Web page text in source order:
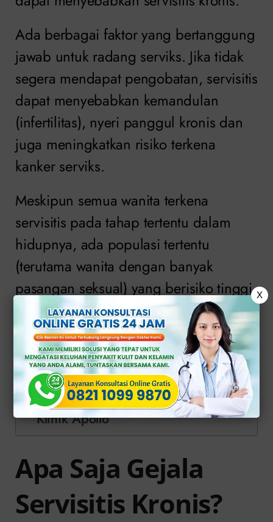
Ada berbagai faktor yang bertanggung
jawab untuk radang serviks. Jika tidak
segera mendapat pengobatan, servisitis
dapat menyebabkan kemandulan
(infertilitas), nyeri panggul kronis dan
juga meningkatkan risiko terkena
kanker serviks.
Meskipun semua wanita terkena
servisitis pada tahap tertentu dalam
hidupnya, ada populasi tertentu
(terutama wanita dengan banyak
pasangan seksual) yang berisiko tinggi
terkena servisitis kronis.
Daftar Isi
Apa Saja Gejala Servisitis Kronis?
Obat Servisitis Resep Dokter di
Klinik Apollo
Apa Saja Gejala
Servisitis Kronis?
X